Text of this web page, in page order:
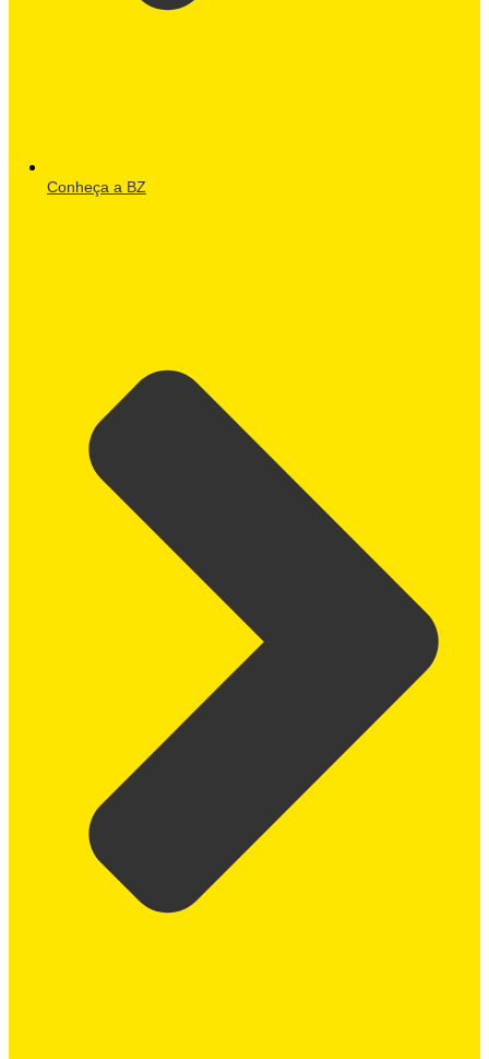
Conheça a BZ